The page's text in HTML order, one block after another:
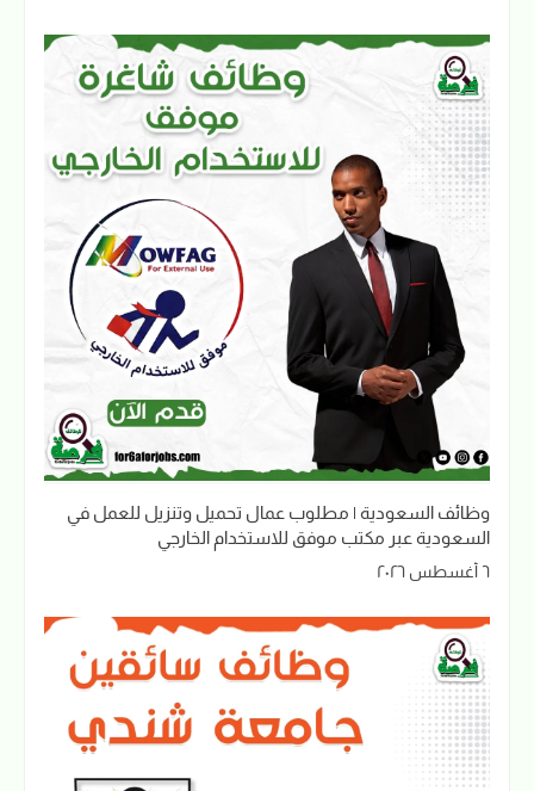
وظائف السعودية | مطلوب عمال تحميل وتنزيل للعمل في
السعودية عبر مكتب موفق للاستخدام الخارجي
٦ أغسطس ٢٠٢٦